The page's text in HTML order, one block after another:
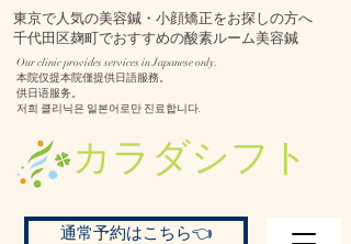
東京で人気の美容鍼・小顔矯正をお探しの方へ
千代田区麹町でおすすめの酸素ルーム美容鍼
​カラダシフト
通常予約はこちら👈
Our clinic provides services in Japanese only.
本院仅提本院僅提供日語服務。
供日语服务。
저희 클리닉은 일본어로만 진료합니다.